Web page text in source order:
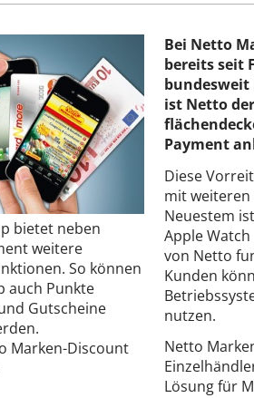
bietet neben
weitere
So können
auch Punkte
Gutscheine
Marken-Discount
Bei Netto
bereits seit
bundesweit
ist Netto
Payment
Diese
mit weiteren
Neuestem
Apple
von Netto
Kunden
nutzen.
Netto
Lösung für